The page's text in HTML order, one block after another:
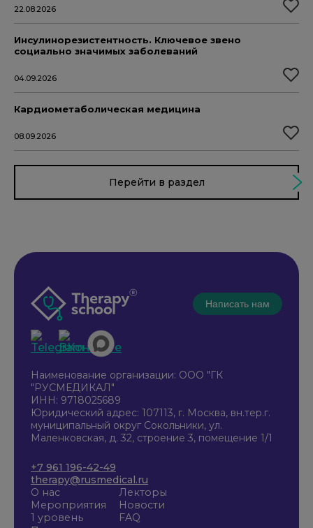
22.08.2026
Инсулинорезистентность. Ключевое звено
социально значимых заболеваний
04.09.2026
Кардиометаболическая медицина
08.09.2026
Перейти в раздел
Написать нам
Наименование организации: ООО "ГК
"РУСМЕДИКАЛ"
ИНН: 9718025689
Юридический адрес: 107113, г. Москва, вн.тер.г.
муниципальный округ Сокольники, ул.
Маленковская, д. 32, строение 3, помещение 1/1
+7 961 196-42-49
therapy@rusmedical.ru
О нас
Мероприятия
1 уровень
Лекторы
Новости
FAQ